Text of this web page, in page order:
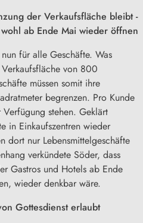
der Verkaufsfläche bleibt -
ab Ende Mai wieder öffnen
für alle Geschäfte. Was
von 800
müssen somit ihre
begrenzen. Pro Kunde
stehen. Geklärt
in Einkaufszentren wieder
dort nur Lebensmittelgeschäfte
verkündete Söder, dass
Gastros und Hotels ab Ende
wieder denkbar wäre.
Gottesdienst erlaubt